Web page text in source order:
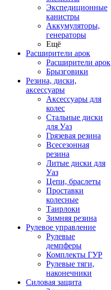
Экспедиционные
канистры
Аккумуляторы,
генераторы
Ещё
Расширители арок
Расширители арок
Брызговики
Резина, диски,
аксессуары
Аксессуары для
колес
Стальные диски
для Уаз
Грязевая резина
Всесезонная
резина
Литые диски для
Уаз
Цепи, браслеты
Проставки
колесные
Таирлоки
Зимняя резина
Рулевое управление
Рулевые
демпферы
Комплекты ГУР
Рулевые тяги,
наконечники
Силовая защита